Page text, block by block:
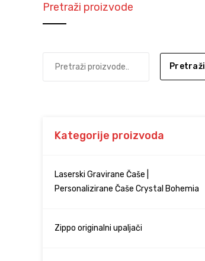
Pretraži proizvode
Pretraži
Kategorije proizvoda
Laserski Gravirane Čaše |
Personalizirane Čaše Crystal Bohemia
Zippo originalni upaljači